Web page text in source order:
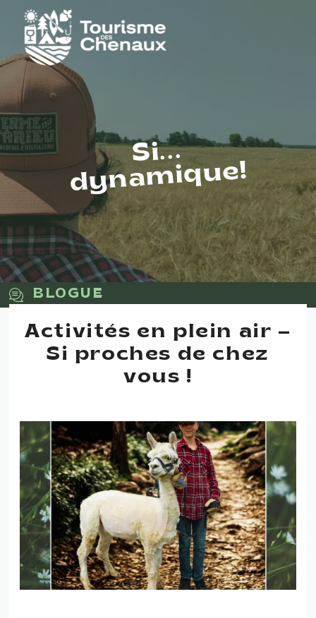
Si...
dynamique!
BLOGUE
Activités en plein air –
Si proches de chez
vous !